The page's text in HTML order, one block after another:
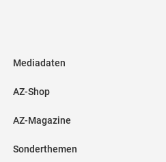
Mediadaten
AZ-Shop
AZ-Magazine
Sonderthemen